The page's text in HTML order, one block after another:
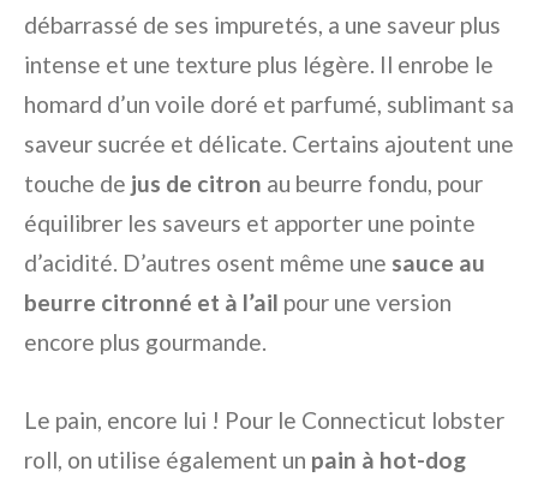
débarrassé de ses impuretés, a une saveur plus
intense et une texture plus légère. Il enrobe le
homard d’un voile doré et parfumé, sublimant sa
saveur sucrée et délicate. Certains ajoutent une
touche de jus de citron au beurre fondu, pour
équilibrer les saveurs et apporter une pointe
d’acidité. D’autres osent même une sauce au
beurre citronné et à l’ail pour une version
encore plus gourmande.
Le pain, encore lui ! Pour le Connecticut lobster
roll, on utilise également un pain à hot-dog